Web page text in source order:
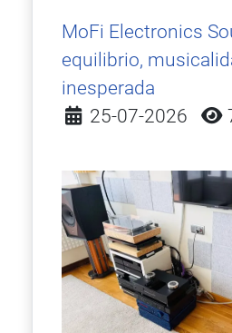
MoFi Electronics
equilibrio,
inesperada
Detalles
25-07-2026